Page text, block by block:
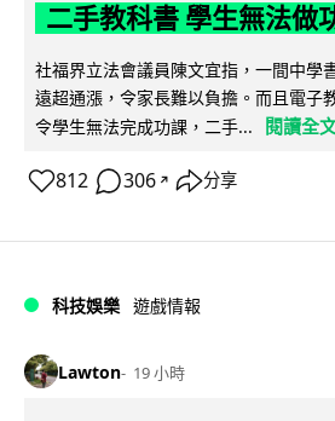
二手教科書 學生無法做
社福界立法會議員陳文宜指，一間中學
遠超通漲，令家長難以負擔。而且電子
令學生無法完成功課，二手...
閱讀全
812 306 ↗ 分享
科技娛樂 遊戲情報
Lawton 19 小時